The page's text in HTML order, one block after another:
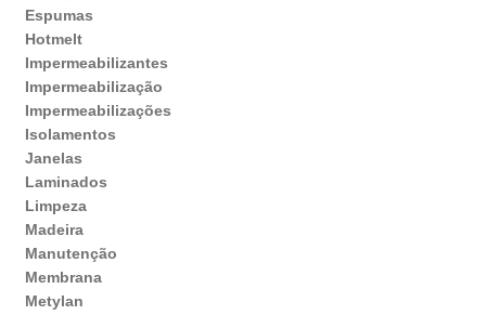
Espumas
Hotmelt
Impermeabilizantes
Impermeabilização
Impermeabilizações
Isolamentos
Janelas
Laminados
Limpeza
Madeira
Manutenção
Membrana
Metylan